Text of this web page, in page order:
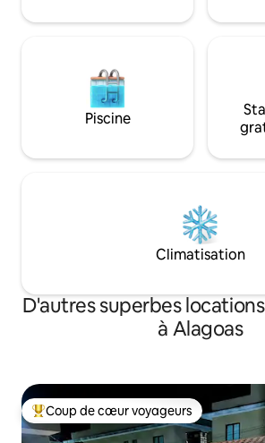
Piscine
Climatisation
D'autres superbes
à Alagoas
Coup de cœur voyageurs parmi les plus
Coup de cœur voyageurs